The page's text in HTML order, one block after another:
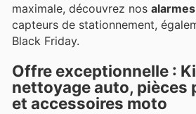
maximale, découvrez nos
capteurs de stationnement,
Black Friday.
Offre exceptionnelle :
nettoyage auto, pièces
et accessoires moto